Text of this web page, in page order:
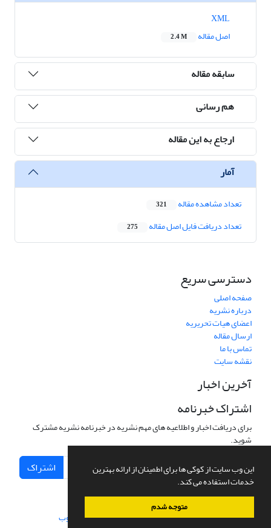
این وب سایت از کوکی ها برای اطمینان از ارائه بهترین
خدمات استفاده می کند.
متوجه شدم
اصل مقاله
2.4 M
سابقه مقاله
هم رسانی
ارجاع به این مقاله
آمار
تعداد مشاهده مقاله 321
تعداد دریافت فایل اصل مقاله 275
دسترسی سریع
صفحه اصلی
درباره نشریه
اعضای هیات تحریریه
ارسال مقاله
تماس با ما
نقشه سایت
آخرین اخبار
اشتراک خبرنامه
برای دریافت اخبار و اطلاعیه های مهم نشریه در خبرنامه نشریه مشترک
شوید.
اشتراک
سامانه مدیریت نشریات علمی.طراحی و پیاده سازی از سیناوب